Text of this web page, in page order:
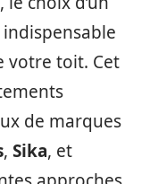
votre toit. Cet
de marques
, Sika, et